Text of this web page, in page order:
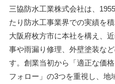
三協防水工業株式会社は、
たり防水工事業界での実績を
大阪府枚方市に本社を構え、
事や雨漏り修理、外壁塗装な
す。創業当初から「適正な価
フォロー」の3つを重視し、地